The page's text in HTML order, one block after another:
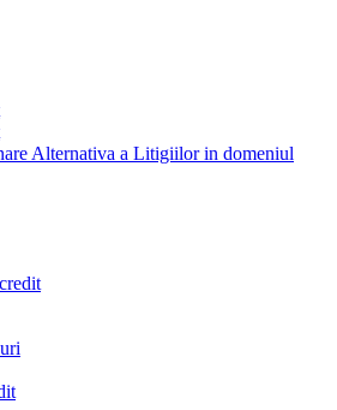
Alternativa a Litigiilor in domeniul